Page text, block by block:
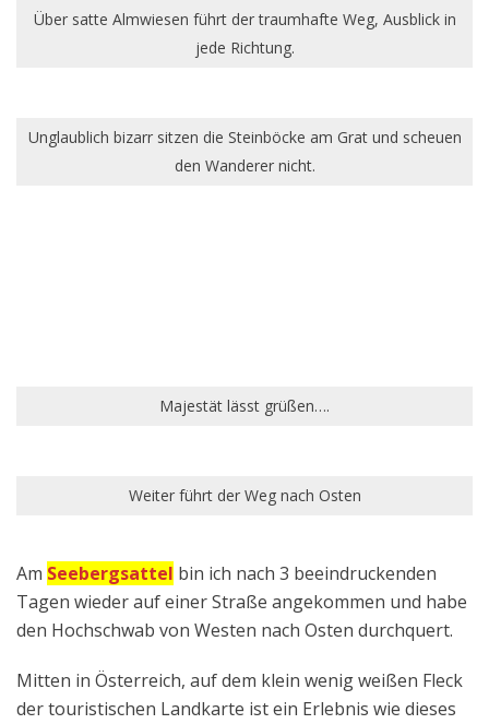
Über satte Almwiesen führt der traumhafte Weg, Ausblick in
jede Richtung.
Unglaublich bizarr sitzen die Steinböcke am Grat und scheuen
den Wanderer nicht.
Majestät lässt grüßen….
Weiter führt der Weg nach Osten
Am Seebergsattel bin ich nach 3 beeindruckenden
Tagen wieder auf einer Straße angekommen und habe
den Hochschwab von Westen nach Osten durchquert.
Mitten in Österreich, auf dem klein wenig weißen Fleck
der touristischen Landkarte ist ein Erlebnis wie dieses